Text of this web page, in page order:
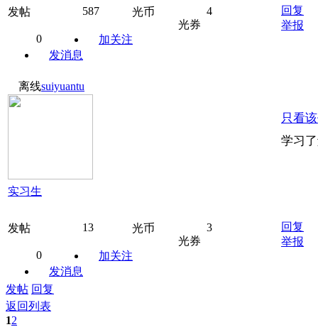
发帖 587 光币
4
光券
0
加关注
发消息
回复
举报
离线suiyuantu
实习生
发帖 13 光币
3
光券
0
加关注
发消息
只看
学习
回复
举报
发帖 回复
返回列表
12